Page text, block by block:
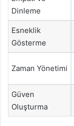
Dinleme
Esneklik
Gösterme
Zaman Yönetimi
Güven
Oluşturma